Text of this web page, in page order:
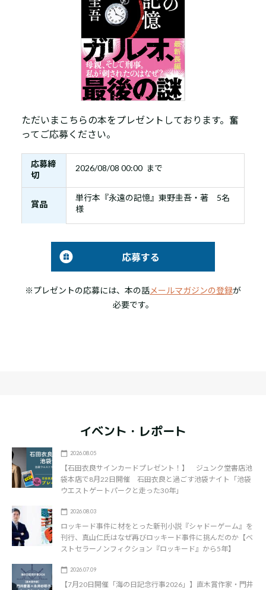
ただいまこちらの本をプレゼントしております。奮
ってご応募ください。
応募締
切
2026/08/08 00:00 まで
賞品
単行本『永遠の記憶』東野圭吾・著 5名
様
応募する
※プレゼントの応募には、本の話メールマガジンの登録が
必要です。
イベント・レポート
2026.08.05
【石田衣良サインカードプレゼント！】 ジュンク堂書店池
袋本店で8月22日開催 石田衣良と過ごす池袋ナイト「池袋
ウエストゲートパークと走った30年」
2026.08.03
ロッキード事件に材をとった新刊小説『シャドーゲーム』を
刊行、真山仁氏はなぜ再びロッキード事件に挑んだのか【ベ
ストセラーノンフィクション『ロッキード』から5年】
2026.07.09
【7月20日開催「海の日記念行事2026」】直木賞作家・門井